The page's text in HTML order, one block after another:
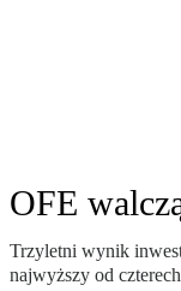
OFE
Trzyletni wynik
najwyższy od